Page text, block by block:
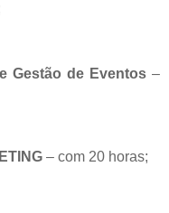
Gestão de Eventos –
– com 20 horas;